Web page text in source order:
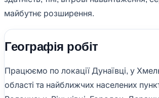
майбутнє розширення.
Географія робіт
Працюємо по локації Дунаївці, у
області та найближчих населених